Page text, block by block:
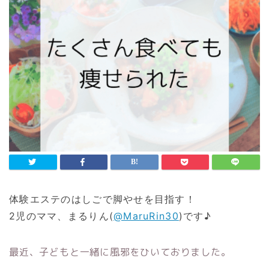
体験エステのはしごで脚やせを目指す！
2児のママ、まるりん(@MaruRin30)です♪
最近、子どもと一緒に風邪をひいておりました。